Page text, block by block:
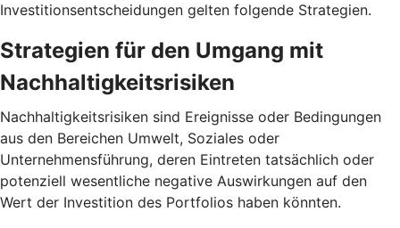
Investitionsentscheidungen gelten folgende Strategien.
Strategien für den Umgang mit
Nachhaltigkeitsrisiken
Nachhaltigkeitsrisiken sind Ereignisse oder Bedingungen
aus den Bereichen Umwelt, Soziales oder
Unternehmensführung, deren Eintreten tatsächlich oder
potenziell wesentliche negative Auswirkungen auf den
Wert der Investition des Portfolios haben könnten.